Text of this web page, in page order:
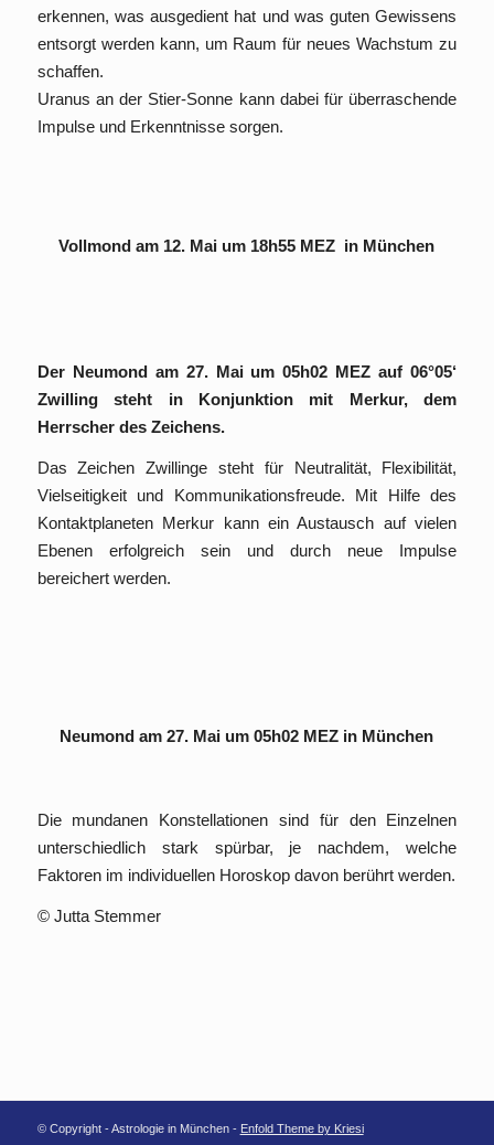
erkennen, was ausgedient hat und was guten Gewissens
entsorgt werden kann, um Raum für neues Wachstum zu
schaffen.
Uranus an der Stier-Sonne kann dabei für überraschende
Impulse und Erkenntnisse sorgen.
Vollmond am 12. Mai um 18h55 MEZ in München
Der Neumond am 27. Mai um 05h02 MEZ auf 06°05‘
Zwilling steht in Konjunktion mit Merkur, dem
Herrscher des Zeichens.
Das Zeichen Zwillinge steht für Neutralität, Flexibilität,
Vielseitigkeit und Kommunikationsfreude. Mit Hilfe des
Kontaktplaneten Merkur kann ein Austausch auf vielen
Ebenen erfolgreich sein und durch neue Impulse
bereichert werden.
Neumond am 27. Mai um 05h02 MEZ in München
Die mundanen Konstellationen sind für den Einzelnen
unterschiedlich stark spürbar, je nachdem, welche
Faktoren im individuellen Horoskop davon berührt werden.
© Jutta Stemmer
© Copyright - Astrologie in München - Enfold Theme by Kriesi